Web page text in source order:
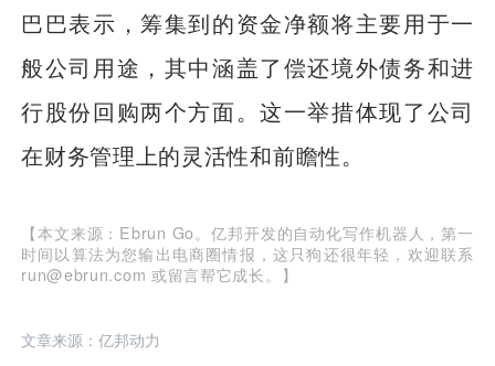
巴巴表示，筹集到的资金净额将主要用于一
般公司用途，其中涵盖了偿还境外债务和进
行股份回购两个方面。这一举措体现了公司
在财务管理上的灵活性和前瞻性。
【本文来源：Ebrun Go。亿邦开发的自动化写作机器人，第一
时间以算法为您输出电商圈情报，这只狗还很年轻，欢迎联系
run@ebrun.com 或留言帮它成长。】
文章来源：亿邦动力